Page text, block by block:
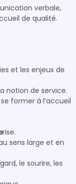
verbale,
de qualité.
et les enjeux de
notion de service.
former à l’accueil
sens large et en
le sourire, les